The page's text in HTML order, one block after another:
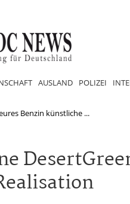
AUSLAND POLIZEI
Benzin künstliche ...